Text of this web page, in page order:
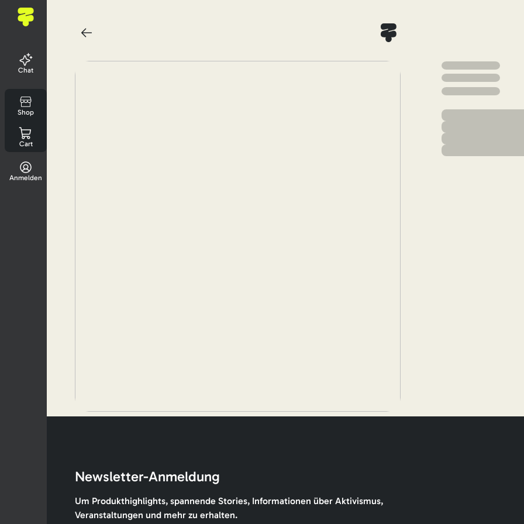
Chat
Shop
Cart
Anmelden
Newsletter-Anmeldung
Um Produkthighlights, spannende Stories, Informationen über Aktivismus,
Veranstaltungen und mehr zu erhalten.